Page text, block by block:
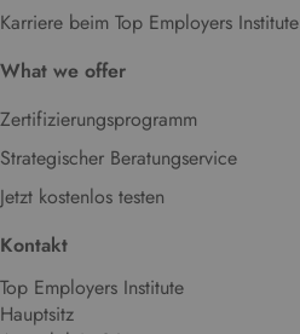
Karriere beim Top Employers Institute
What we offer
Zertifizierungsprogramm
Strategischer Beratungservice
Jetzt kostenlos testen
Kontakt
Top Employers Institute
Hauptsitz